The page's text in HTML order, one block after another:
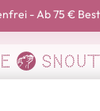
- Ab 75 €